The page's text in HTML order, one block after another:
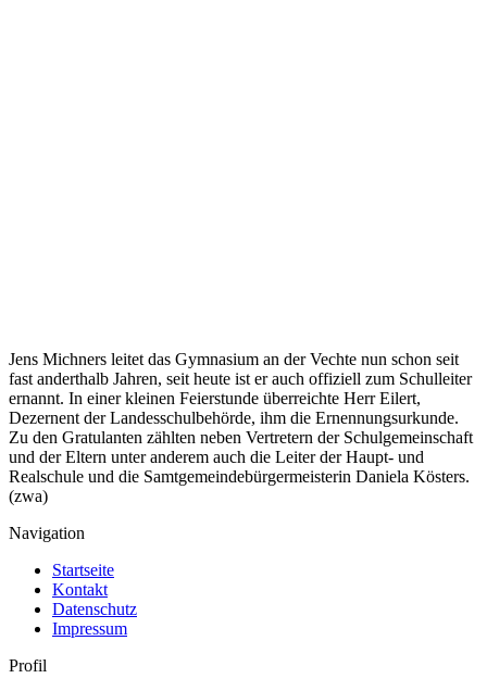
Jens Michners leitet das Gymnasium an der Vechte nun schon seit
fast anderthalb Jahren, seit heute ist er auch offiziell zum Schulleiter
ernannt. In einer kleinen Feierstunde überreichte Herr Eilert,
Dezernent der Landesschulbehörde, ihm die Ernennungsurkunde.
Zu den Gratulanten zählten neben Vertretern der Schulgemeinschaft
und der Eltern unter anderem auch die Leiter der Haupt- und
Realschule und die Samtgemeindebürgermeisterin Daniela Kösters.
(zwa)
Navigation
Startseite
Kontakt
Datenschutz
Impressum
Profil